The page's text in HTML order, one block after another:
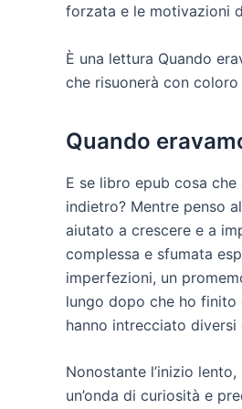
forzata e le motivazioni
È una lettura Quando
che risuonerà con
Quando
E se libro epub cosa
indietro? Mentre penso
aiutato a crescere e a
complessa e sfumata
imperfezioni, un
lungo dopo che ho finito
hanno intrecciato diversi
Nonostante l’inizio
un’onda di curiosità e